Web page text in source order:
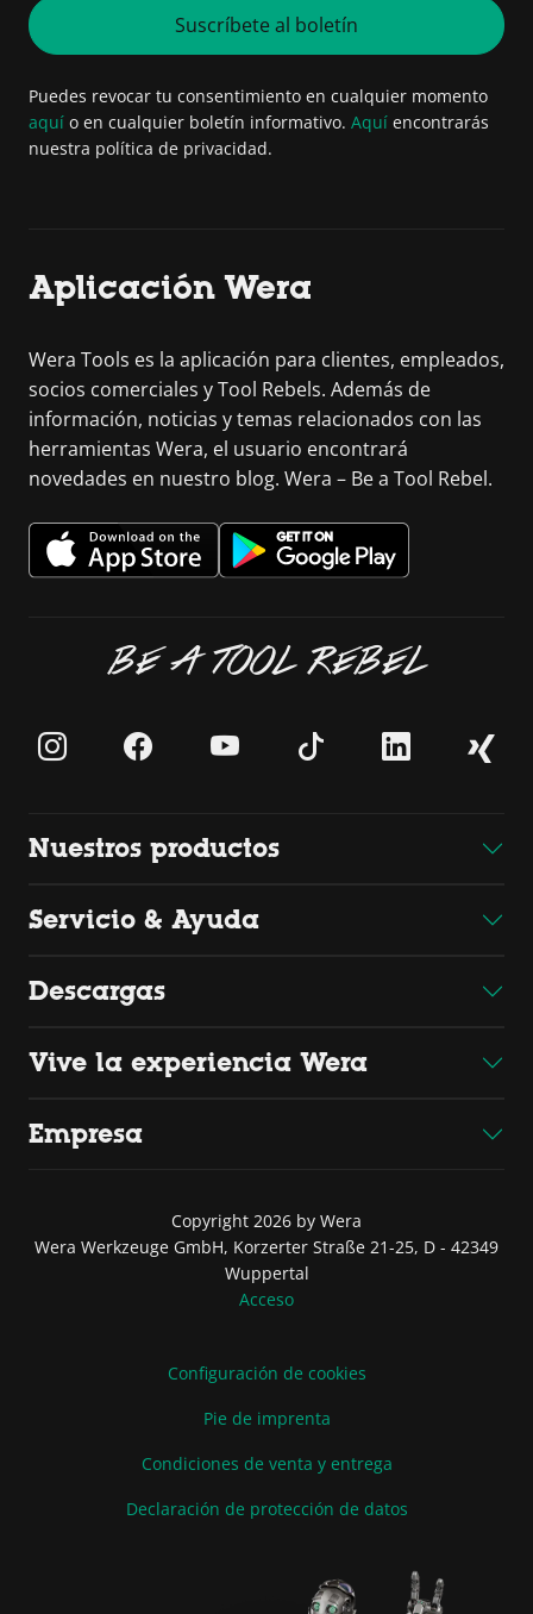
Suscríbete al boletín
Puedes revocar tu consentimiento en cualquier momento
aquí o en cualquier boletín informativo. Aquí encontrarás
nuestra política de privacidad.
Aplicación Wera
Wera Tools es la aplicación para clientes, empleados,
socios comerciales y Tool Rebels. Además de
información, noticias y temas relacionados con las
herramientas Wera, el usuario encontrará
novedades en nuestro blog. Wera – Be a Tool Rebel.
BE A TOOL REBEL
Nuestros productos
Servicio & Ayuda
Descargas
Vive la experiencia Wera
Empresa
Copyright 2026 by Wera
Wera Werkzeuge GmbH, Korzerter Straße 21-25, D - 42349
Wuppertal
Acceso
Configuración de cookies
Pie de imprenta
Condiciones de venta y entrega
Declaración de protección de datos